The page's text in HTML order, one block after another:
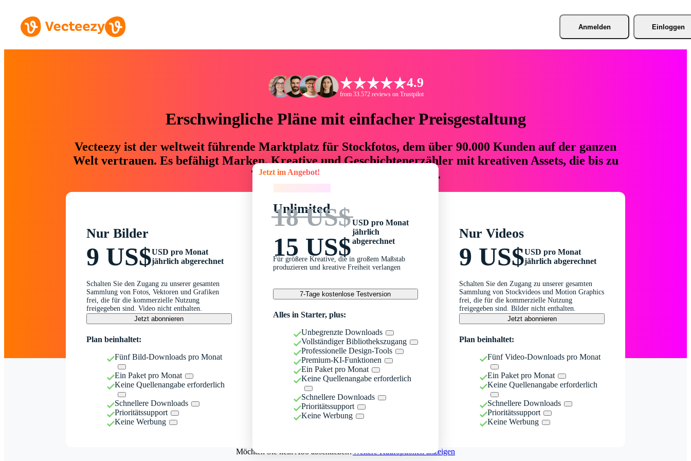
Anmelden Einloggen
4.9
from 33.572 reviews on Trustpilot
Erschwingliche Pläne mit einfacher Preisgestaltung
Vecteezy ist der weltweit führende Marktplatz für Stockfotos, dem über 90.000 Kunden auf der ganzen
Welt vertrauen. Es befähigt Marken, Kreative und Geschichtenerzähler mit kreativen Assets, die bis zu
76 % an Zeit und Budget einsparen.
Nur Bilder
9 US$USD pro Monat
jährlich abgerechnet
Schalten Sie den Zugang zu unserer gesamten
Sammlung von Fotos, Vektoren und Grafiken
frei, die für die kommerzielle Nutzung
freigegeben sind. Video nicht enthalten.
Jetzt abonnieren
Plan beinhaltet:
Fünf Bild-Downloads pro Monat
Ein Paket pro Monat
Keine Quellenangabe erforderlich
Schnellere Downloads
Prioritätssupport
Keine Werbung
Jetzt im Angebot!
Unlimited
18 US$
15 US$
USD pro Monat
jährlich
abgerechnet
Für größere Kreative, die in großem Maßstab
produzieren und kreative Freiheit verlangen
7-Tage kostenlose Testversion
Alles in Starter, plus:
Unbegrenzte Downloads
Vollständiger Bibliothekszugang
Professionelle Design-Tools
Premium-KI-Funktionen
Ein Paket pro Monat
Keine Quellenangabe erforderlich
Schnellere Downloads
Prioritätssupport
Keine Werbung
Nur Videos
9 US$USD pro Monat
jährlich abgerechnet
Schalten Sie den Zugang zu unserer gesamten
Sammlung von Stockvideos und Motion Graphics
frei, die für die kommerzielle Nutzung
freigegeben sind. Bilder nicht enthalten.
Jetzt abonnieren
Plan beinhaltet:
Fünf Video-Downloads pro Monat
Ein Paket pro Monat
Keine Quellenangabe erforderlich
Schnellere Downloads
Prioritätssupport
Keine Werbung
Möchten Sie kein Abo abschließen?Weitere Kaufoptionen anzeigen